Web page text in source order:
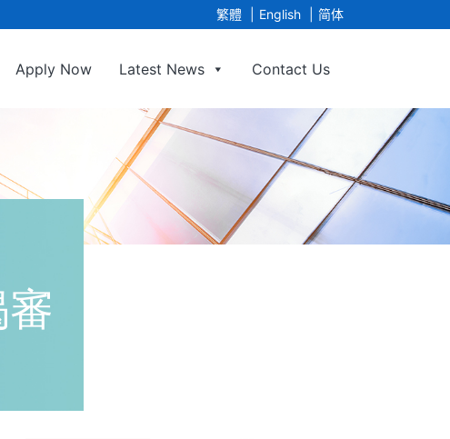
繁體 English 简体
Apply Now Latest News Contact Us
Agency Limited